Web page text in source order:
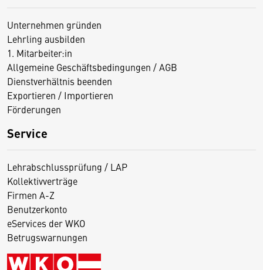
Unternehmen gründen
Lehrling ausbilden
1. Mitarbeiter:in
Allgemeine Geschäftsbedingungen / AGB
Dienstverhältnis beenden
Exportieren / Importieren
Förderungen
Service
Lehrabschlussprüfung / LAP
Kollektivverträge
Firmen A-Z
Benutzerkonto
eServices der WKO
Betrugswarnungen